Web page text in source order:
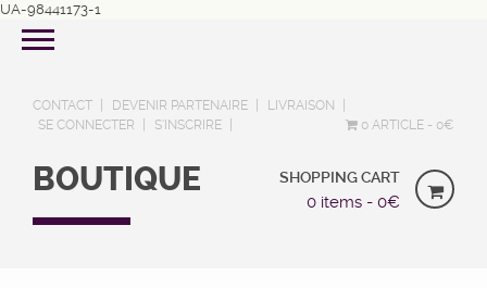
UA-98441173-1
CONTACT DEVENIR PARTENAIRE
LIVRAISON
SE CONNECTER
S’INSCRIRE 0 ARTICLE 0€
BOUTIQUE SHOPPING CART
0 items - 0€